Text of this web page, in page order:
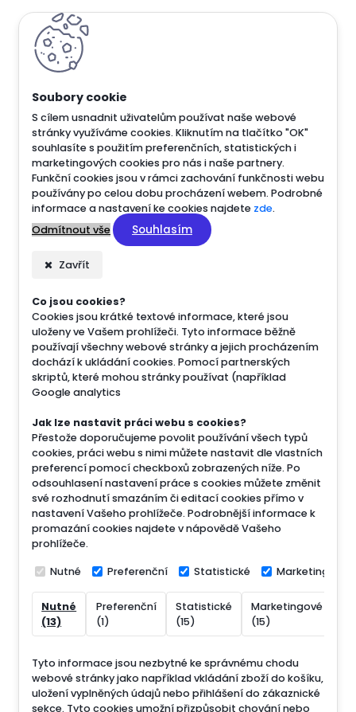
S cílem usnadnit uživatelům používat naše webové
stránky využíváme cookies. Kliknutím na tlačítko "OK"
souhlasíte s použitím preferenčních, statistických i
marketingových cookies pro nás i naše partnery.
Funkční cookies jsou v rámci zachování funkčnosti webu
používány po celou dobu procházení webem. Podrobné
informace a nastavení ke cookies najdete zde.
Odmítnout vše
Souhlasím
Zavřít
Co jsou cookies?
Cookies jsou krátké textové informace, které jsou
uloženy ve Vašem prohlížeči. Tyto informace běžně
používají všechny webové stránky a jejich procházením
dochází k ukládání cookies. Pomocí partnerských
skriptů, které mohou stránky používat (například
Google analytics
Jak lze nastavit práci webu s cookies?
Přestože doporučujeme povolit používání všech typů
cookies, práci webu s nimi můžete nastavit dle vlastních
preferencí pomocí checkboxů zobrazených níže. Po
odsouhlasení nastavení práce s cookies můžete změnit
své rozhodnutí smazáním či editací cookies přímo v
nastavení Vašeho prohlížeče. Podrobnější informace k
promazání cookies najdete v nápovědě Vašeho
prohlížeče.
Nutné Preferenční Statistické Marketingové
Nutné
(13)
Preferenční
(1)
Statistické
(15)
Marketingové
(15)
Tyto informace jsou nezbytné ke správnému chodu
webové stránky jako například vkládání zboží do košíku,
uložení vyplněných údajů nebo přihlášení do zákaznické
sekce. Tyto cookies umožní přizpůsobit chování nebo